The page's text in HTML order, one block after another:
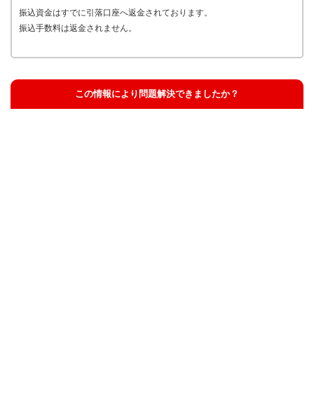
振込資金はすでに引落口座へ返金されております。
振込手数料は返金されません。
この情報により問題解決できましたか？